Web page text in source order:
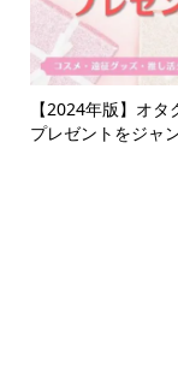
【2024年版】オ
プレゼントをジャ